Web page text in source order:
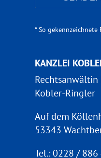
* So
KANZLEI
Rechtsanwältin
Kobler-Ringler
Auf dem
53343
Tel.: 0228 / 886